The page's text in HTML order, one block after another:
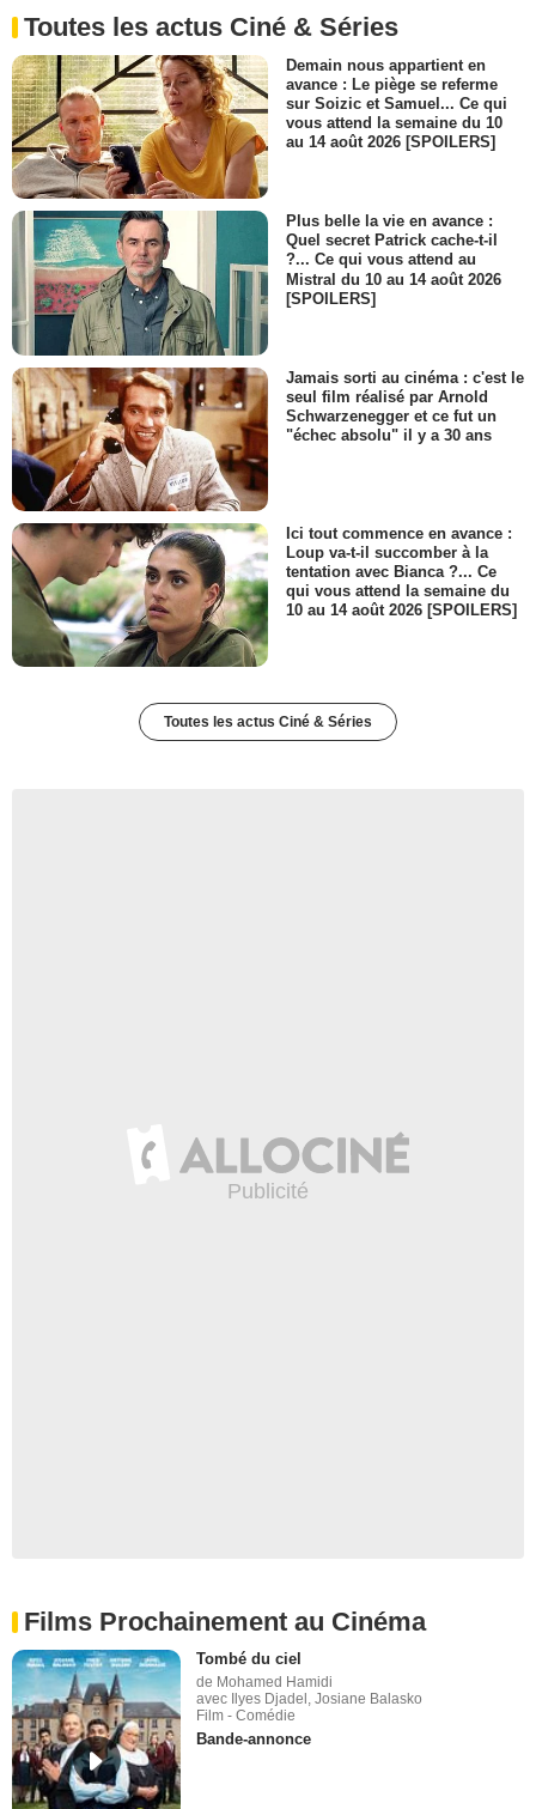
Toutes les actus Ciné & Séries
Demain nous appartient en
avance : Le piège se referme
sur Soizic et Samuel... Ce qui
vous attend la semaine du 10
au 14 août 2026 [SPOILERS]
Plus belle la vie en avance :
Quel secret Patrick cache-t-il
?... Ce qui vous attend au
Mistral du 10 au 14 août 2026
[SPOILERS]
Jamais sorti au cinéma : c'est le
seul film réalisé par Arnold
Schwarzenegger et ce fut un
"échec absolu" il y a 30 ans
Ici tout commence en avance :
Loup va-t-il succomber à la
tentation avec Bianca ?... Ce
qui vous attend la semaine du
10 au 14 août 2026 [SPOILERS]
Toutes les actus Ciné & Séries
Films Prochainement au Cinéma
Tombé du ciel
de Mohamed Hamidi
avec Ilyes Djadel, Josiane Balasko
Film - Comédie
Bande-annonce